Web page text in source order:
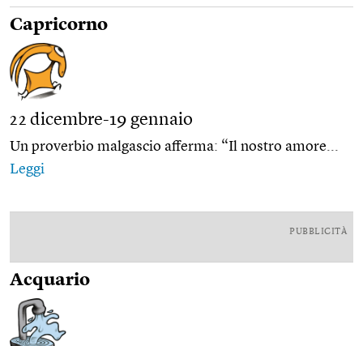
Capricorno
22 dicembre-19 gennaio
Un proverbio malgascio afferma: “Il nostro amore...
Leggi
PUBBLICITÀ
Acquario